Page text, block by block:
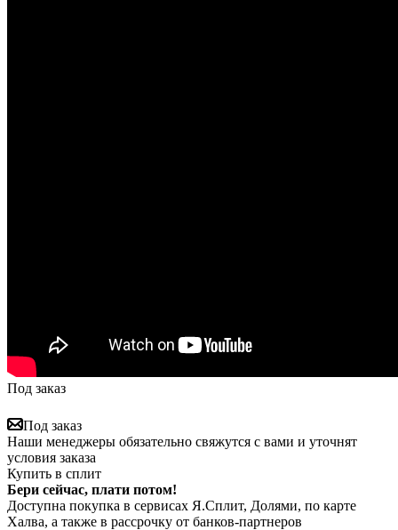
Под заказ
Под заказ
Наши менеджеры обязательно свяжутся с вами и уточнят
условия заказа
Купить в сплит
Бери сейчас, плати потом!
Доступна покупка в сервисах Я.Сплит, Долями, по карте
Халва, а также в рассрочку от банков-партнеров